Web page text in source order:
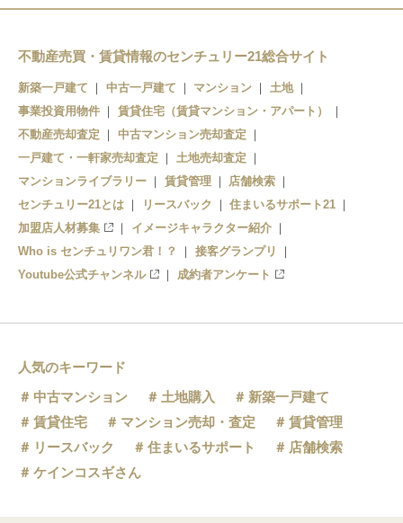
不動産売買・賃貸情報のセンチュリー21総合サイト
新築一戸建て 中古一戸建て マンション
土地
事業投資用物件
賃貸住宅（賃貸マンション・アパート）
不動産売却査定
中古マンション売却査定
一戸建て・一軒家売却査定
土地売却査定
マンションライブラリー
賃貸管理
店舗検索
センチュリー21とは
リースバック
住まいるサポート21
加盟店人材募集
イメージキャラクター紹介
Who is センチュリワン君！？
接客グランプリ
Youtube公式チャンネル
成約者アンケート
人気のキーワード
中古マンション
土地購入
新築一戸建て
賃貸住宅
マンション売却・査定
賃貸管理
リースバック
住まいるサポート
店舗検索
ケインコスギさん